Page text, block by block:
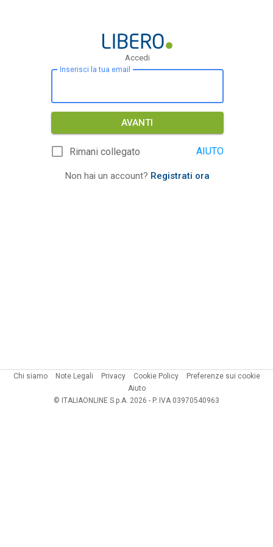
Accedi
Inserisci la tua email
AVANTI
Rimani collegato AIUTO
Non hai un account? Registrati ora
Chi siamo Note Legali Privacy Cookie Policy
Preferenze sui cookie
Aiuto
© ITALIAONLINE S.p.A. 2026 - P. IVA 03970540963